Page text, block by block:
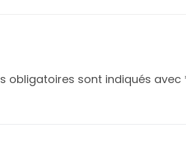
obligatoires sont indiqués avec